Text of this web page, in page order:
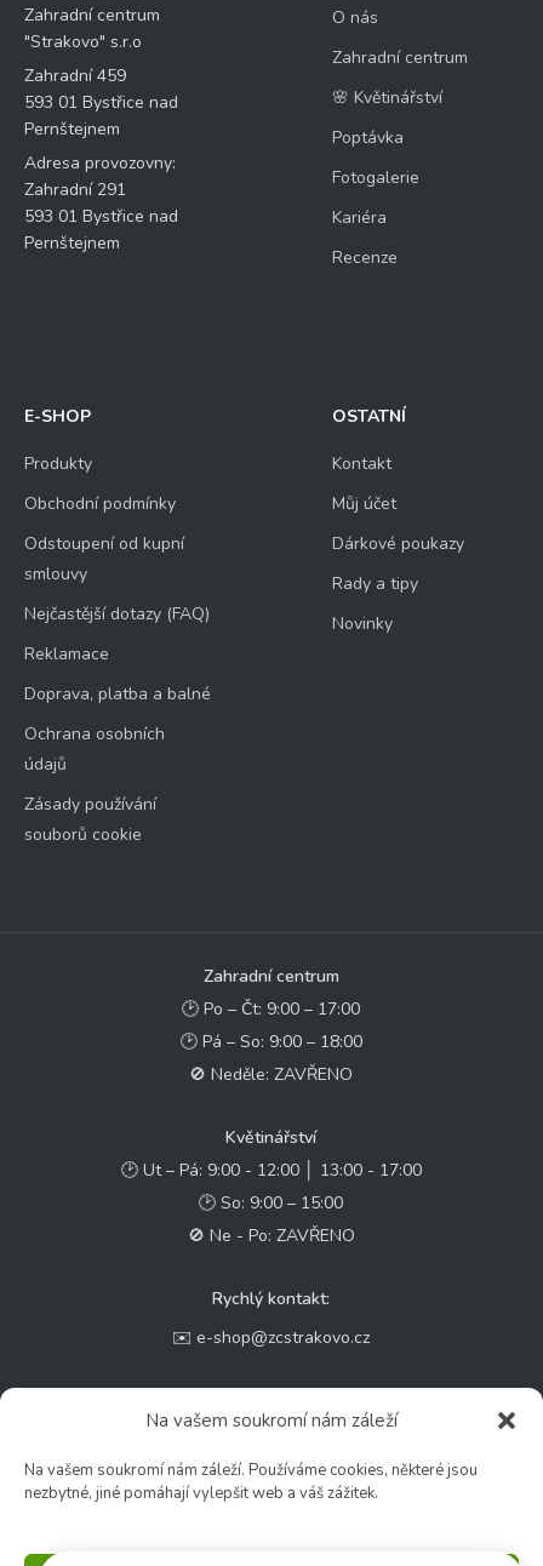
Na vašem soukromí nám záleží
Na vašem soukromí nám záleží. Používáme cookies, některé jsou
nezbytné, jiné pomáhají vylepšit web a váš zážitek.
Zahradní centrum
"Strakovo" s.r.o
Zahradní 459
593 01 Bystřice nad
Pernštejnem
Adresa provozovny:
Zahradní 291
593 01 Bystřice nad
Pernštejnem
O nás
Zahradní centrum
🌸 Květinářství
Poptávka
Fotogalerie
Kariéra
Recenze
E-SHOP
Produkty
Obchodní podmínky
Odstoupení od kupní
smlouvy
Nejčastější dotazy (FAQ)
Reklamace
Doprava, platba a balné
Ochrana osobních
údajů
Zásady používání
souborů cookie
OSTATNÍ
Kontakt
Můj účet
Dárkové poukazy
Rady a tipy
Novinky
Zahradní centrum
🕑 Po – Čt: 9:00 – 17:00
🕑 Pá – So: 9:00 – 18:00
🚫 Neděle: ZAVŘENO
Květinářství
🕑 Ut – Pá: 9:00 - 12:00 │ 13:00 - 17:00
🕑 So: 9:00 – 15:00
🚫 Ne - Po: ZAVŘENO
Rychlý kontakt:
✉️ e-shop@zcstrakovo.cz